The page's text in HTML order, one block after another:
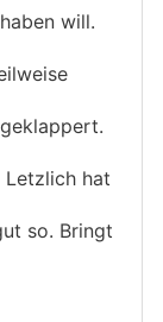
will.
Letzlich hat
so. Bringt